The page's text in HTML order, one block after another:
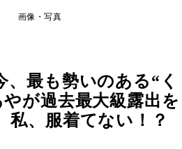
画像・写真
、最も勢いのある“く
が過去最大級露出を
、服着てない！？